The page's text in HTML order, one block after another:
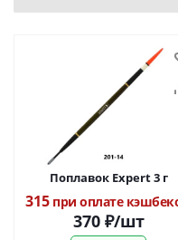
Поплавок Expert 3 г
315при оплате
370₽/шт